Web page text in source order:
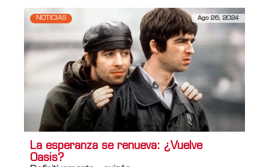
NOTICIAS Ago 26, 2024
La esperanza se renueva: ¿Vuelve
Oasis?